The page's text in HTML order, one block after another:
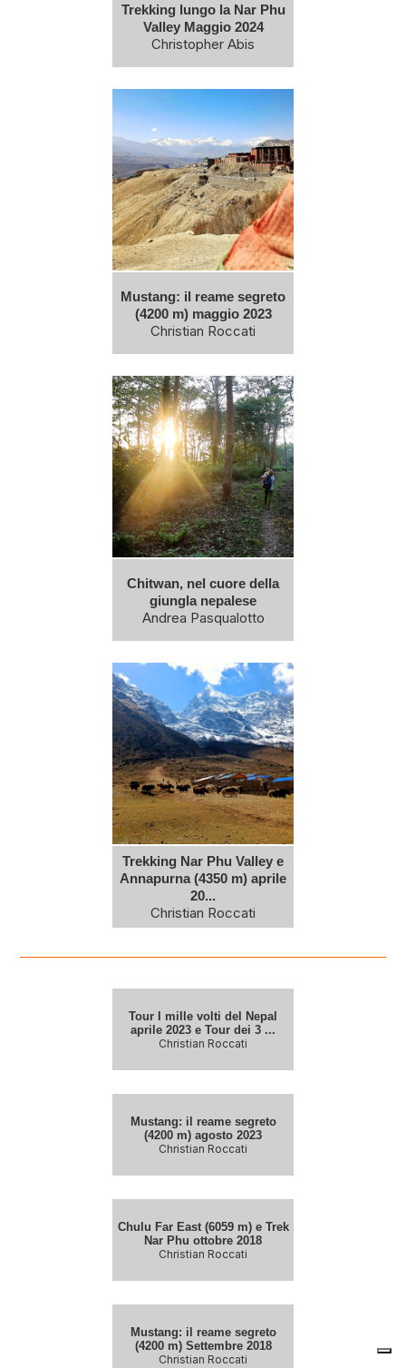
Trekking lungo la Nar Phu
Valley Maggio 2024
Christopher Abis
Mustang: il reame segreto
(4200 m) maggio 2023
Christian Roccati
Chitwan, nel cuore della
giungla nepalese
Andrea Pasqualotto
Trekking Nar Phu Valley e
Annapurna (4350 m) aprile
20...
Christian Roccati
Tour I mille volti del Nepal
aprile 2023 e Tour dei 3 ...
Christian Roccati
Mustang: il reame segreto
(4200 m) agosto 2023
Christian Roccati
Chulu Far East (6059 m) e Trek
Nar Phu ottobre 2018
Christian Roccati
Mustang: il reame segreto
(4200 m) Settembre 2018
Christian Roccati